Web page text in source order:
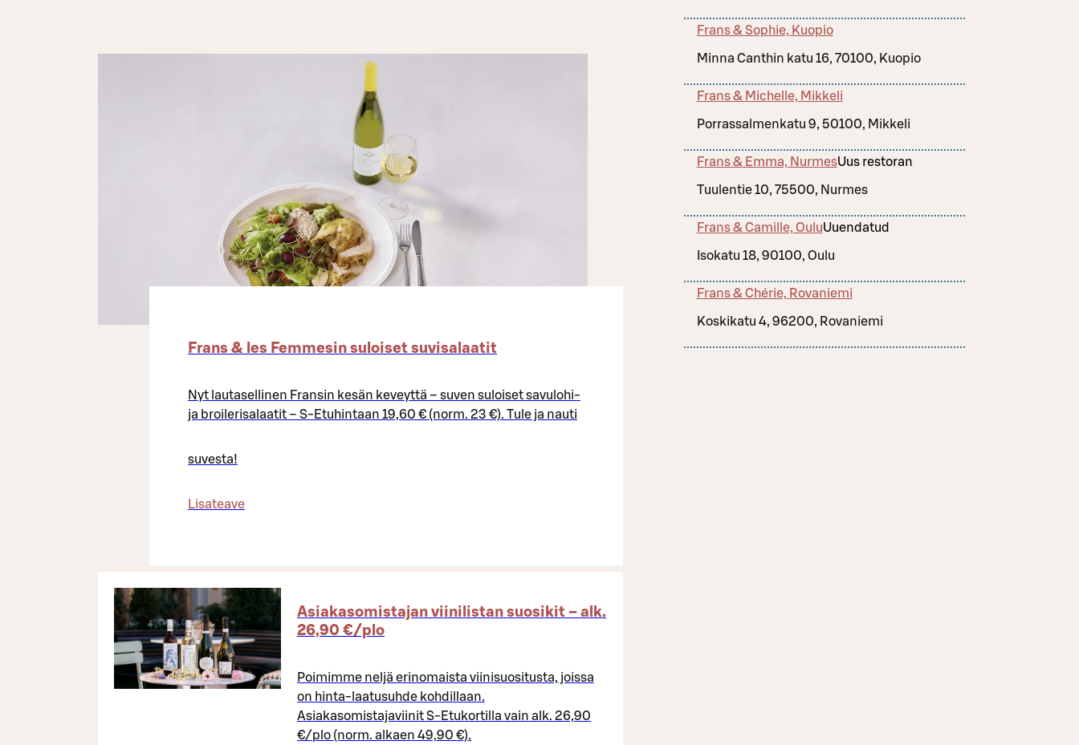
Frans & les Femmesin suloiset suvisalaatit
Nyt lautasellinen Fransin kesän keveyttä – suven suloiset savulohi-
ja broilerisalaatit – S-Etuhintaan 19,60 € (norm. 23 €). Tule ja nauti
suvesta!
Lisateave
Asiakasomistajan viinilistan suosikit – alk.
26,90 €/plo​
Poimimme neljä erinomaista viinisuositusta, joissa
on hinta-laatusuhde kohdillaan.
Asiakasomistajaviinit S-Etukortilla vain alk. 26,90
€/plo (norm. alkaen 49,90 €).
Frans & Sophie, Kuopio
Minna Canthin katu 16, 70100, Kuopio
Frans & Michelle, Mikkeli
Porrassalmenkatu 9, 50100, Mikkeli
Frans & Emma, NurmesUus restoran
Tuulentie 10, 75500, Nurmes
Frans & Camille, OuluUuendatud
Isokatu 18, 90100, Oulu
Frans & Chérie, Rovaniemi
Koskikatu 4, 96200, Rovaniemi